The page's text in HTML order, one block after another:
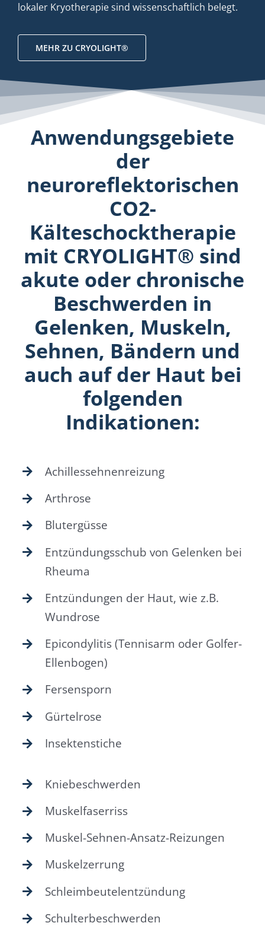
lokaler Kryotherapie sind wissenschaftlich belegt.
MEHR ZU CRYOLIGHT®
Anwendungsgebiete
der
neuroreflektorischen
CO2-
Kälteschocktherapie
mit CRYOLIGHT® sind
akute oder chronische
Beschwerden in
Gelenken, Muskeln,
Sehnen, Bändern und
auch auf der Haut bei
folgenden
Indikationen:
Achillessehnenreizung
Arthrose
Blutergüsse
Entzündungsschub von Gelenken bei
Rheuma
Entzündungen der Haut, wie z.B.
Wundrose
Epicondylitis (Tennisarm oder Golfer-
Ellenbogen)
Fersensporn
Gürtelrose
Insektenstiche
Kniebeschwerden
Muskelfaserriss
Muskel-Sehnen-Ansatz-Reizungen
Muskelzerrung
Schleimbeutelentzündung
Schulterbeschwerden